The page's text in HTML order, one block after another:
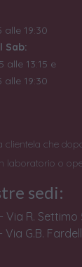
alle 19:30
Sab:
alle 13:15 e
alle 19:30
clientela che
laboratorio o
sedi:
Via R. Settimo
G.B.